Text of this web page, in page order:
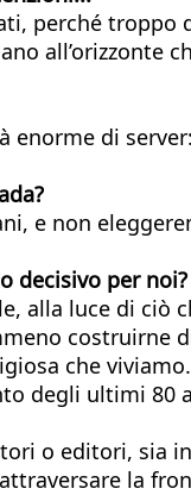
perché troppo
all’orizzonte
enorme di
e non
decisivo per noi?
alla luce di ciò
costruirne
che
degli ultimi 80
o editori, sia
la